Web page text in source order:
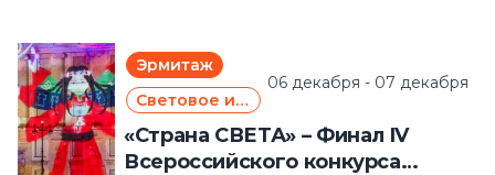
года)
Эрмитаж
Световое искусство
06 декабря - 07 декабря
«Страна СВЕТА» – Финал IV
Всероссийского конкурса